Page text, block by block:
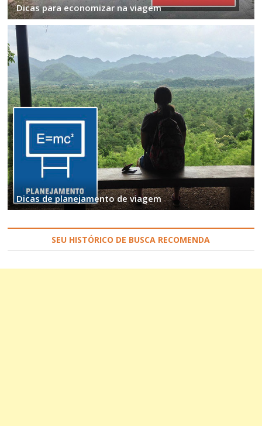
Dicas para economizar na viagem
Dicas de planejamento de viagem
SEU HISTÓRICO DE BUSCA RECOMENDA